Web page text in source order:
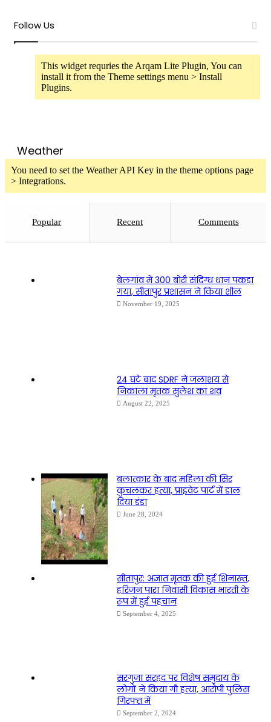
Follow Us
This widget requries the Arqam Lite Plugin, You can
install it from the Theme settings menu > Install
Plugins.
Weather
You need to set the Weather API Key in the theme options page
> Integrations.
Popular Recent Comments
बेलगांव में 300 बोरी संदिग्ध धान पकड़ा
गया, सीतापुर प्रशासन ने किया शील
November 19, 2025
24 घंटे बाद SDRF ने जलाशय से
निकाला मृतक सुलेश का शव
August 22, 2025
बलात्कार के बाद महिला की सिर
कुचलकर हत्या, प्राइवेट पार्ट में डाल
दिया डंडा
June 28, 2024
सीतापुर: अज्ञात मृतक की हुई शिनाख्त,
हरिजन पारा निवासी विकास भारती के
रूप में हुई पहचान
September 4, 2025
सरगुजा सरहद पर विशेष समुदाय के
लोगों ने किया गौ हत्या, आरोपी पुलिस
गिरफ्त में
September 2, 2024